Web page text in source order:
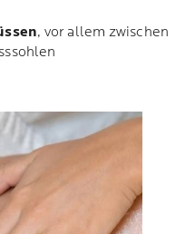
, vor allem zwischen